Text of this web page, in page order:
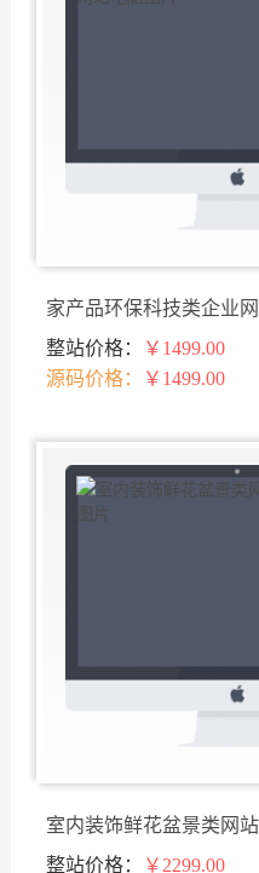
家产品环保科技类企业
式网站
整站价格：
￥1499.00
源码价格：
￥1499.00
室内装饰鲜花盆景类网
整站价格：
￥2299.00